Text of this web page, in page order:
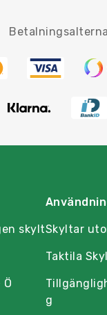
skyltSkyltar
Taktila
g